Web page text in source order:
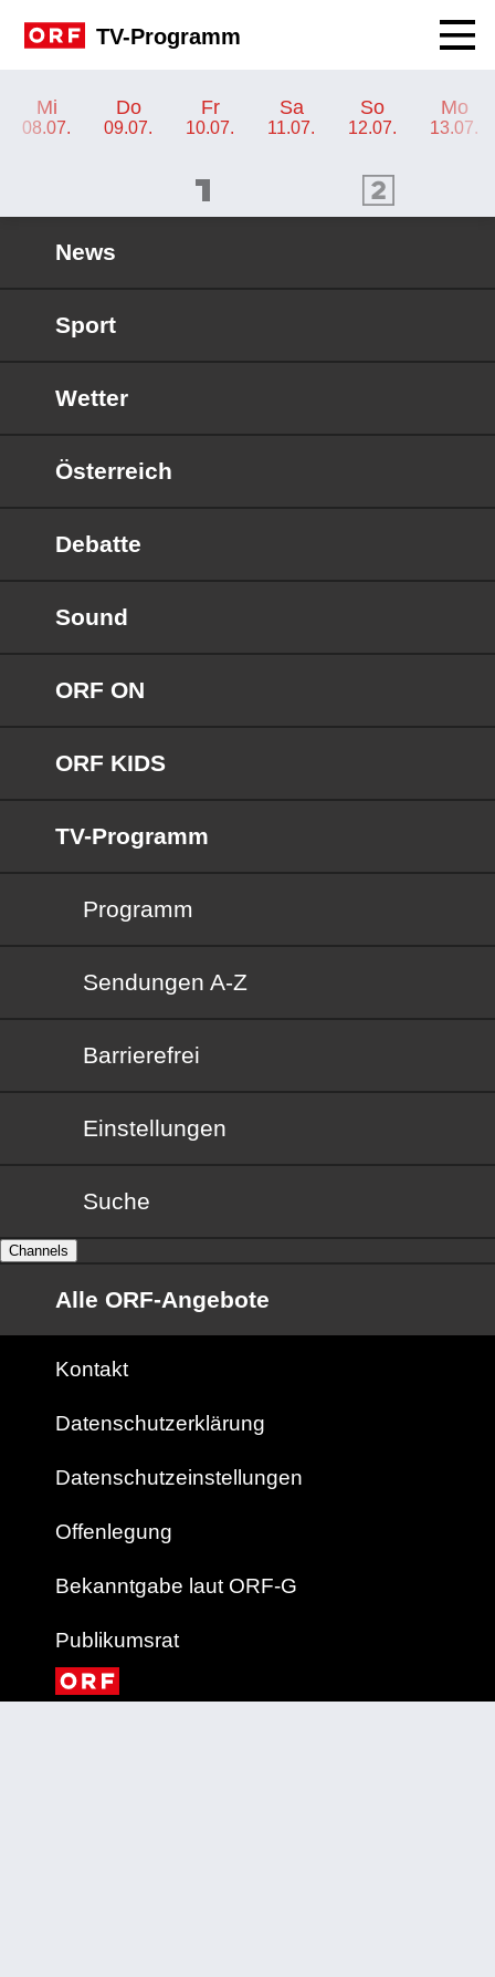
TV-Programm
Mi
08.07.
Do
09.07.
Fr
10.07.
Sa
11.07.
So
12.07.
Mo
13.07.
ORF 2 Programm
News
Sport
Wetter
Österreich
Debatte
Sound
ORF ON
ORF KIDS
TV-Programm
Programm
Sendungen von A bis Z
Sendungen A-Z
Barrierefrei
Barrierefrei
Einstellungen
Suche
Channels
Alle ORF-Angebote
Kontakt
Datenschutzerklärung
Datenschutzeinstellungen
Offenlegung
Bekanntgabe laut ORF-G
Publikumsrat